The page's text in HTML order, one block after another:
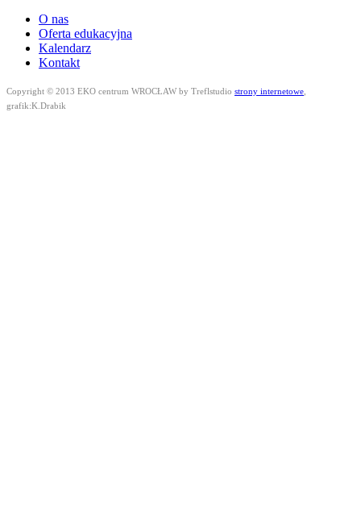
O nas
Oferta edukacyjna
Kalendarz
Kontakt
Copyright © 2013 EKO centrum WROCŁAW by Treflstudio strony internetowe
grafik:K.Drabik